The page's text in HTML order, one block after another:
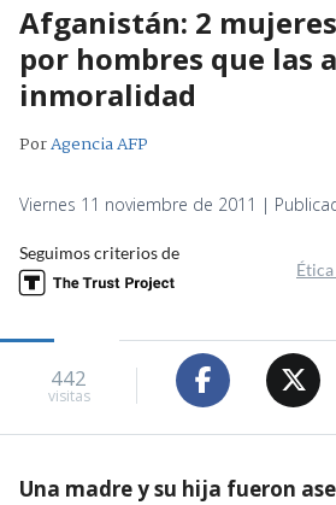
Afganistán: 2
por hombres que las
inmoralidad
PorAgencia AFP
Viernes 11 noviembre de 2011 |
Seguimos criterios de
442
visitas
Una madre y su hija fueron